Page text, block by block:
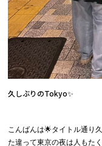
久しぶりのTokyo✨
こんばんは🌟タイトル通り
た違って東京の夜は人もた